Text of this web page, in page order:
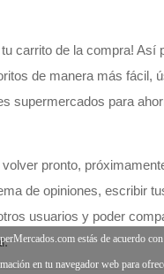
tu carrito de la compra! Así
de manera más fácil,
supermercados para
pronto,
de opiniones, escribir
usuarios y poder
estás de acuerdo
en tu navegador web para